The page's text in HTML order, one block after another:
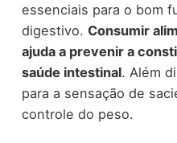
essenciais para o bom
digestivo. Consumir
ajuda a prevenir a
saúde intestinal. Além
para a sensação de
controle do peso.